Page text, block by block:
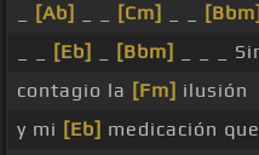
[Ab] [Cm] [Bbm]
[Eb] [Bbm] _ _ _
contagio la [Fm] ilusión
y mi [Eb] medicación